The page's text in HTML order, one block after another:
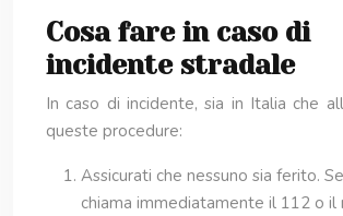
Cosa fare in caso di
incidente stradale
In caso di incidente, sia in Italia che
queste procedure:
Assicurati che nessuno sia ferito.
chiama immediatamente il 112 o il